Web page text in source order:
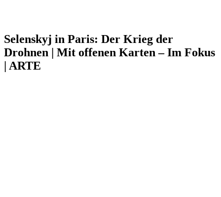
Selenskyj in Paris: Der Krieg der
Drohnen | Mit offenen Karten – Im Fokus
| ARTE